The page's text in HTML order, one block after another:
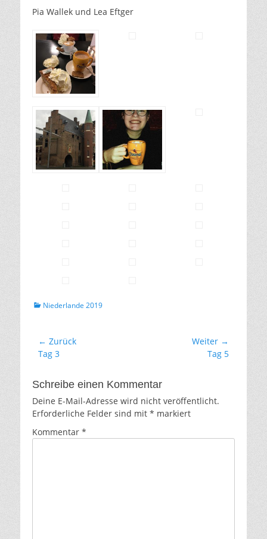
Pia Wallek und Lea Eftger
Kategorien
Niederlande 2019
Beitragsnavigation
← Zurück
Vorhergehender
Tag 3
Weiter →
Tag 5
Schreibe einen Kommentar
Deine E-Mail-Adresse wird nicht veröffentlicht.
Erforderliche Felder sind mit * markiert
Kommentar *